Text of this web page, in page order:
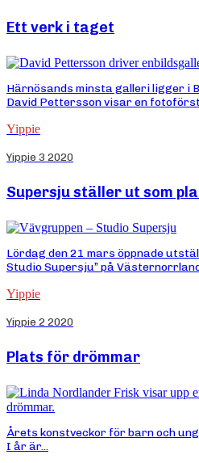
Ett verk i taget
Härnösands minsta galleri ligger i
David Pettersson visar en
Yippie
Yippie 3 2020
Supersju ställer ut som
Lördag den 21 mars öppnade
Studio Supersju” på
Yippie
Yippie 2 2020
Plats för drömmar
Årets konstveckor för barn och
I år är...